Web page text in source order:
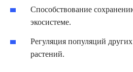
Способствование
экосистеме.
Регуляция популяций
растений.